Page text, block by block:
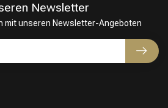
Newsletter
mit unseren Newsletter-Angeboten